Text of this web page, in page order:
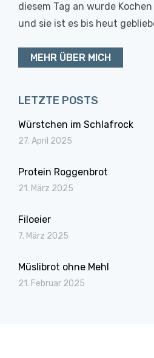
diesem Tag an wurde
und sie ist es bis heut
MEHR ÜBER MICH
LETZTE POSTS
Würstchen im Schlafrock
27. April 2025
Protein Roggenbrot
21. März 2025
Filoeier
7. März 2025
Müslibrot ohne Mehl
21. Februar 2025